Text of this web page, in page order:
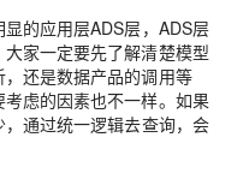
的应用层ADS层，ADS层
家一定要先了解清楚模型
还是数据产品的调用等
虑的因素也不一样。如果
通过统一逻辑去查询，会